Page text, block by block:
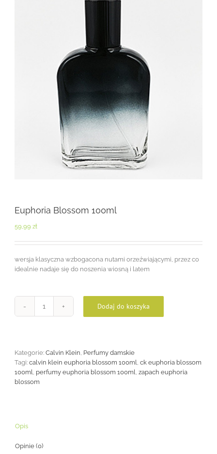
Euphoria Blossom 100ml
59,99 zł
wersja klasyczna wzbogacona nutami orzeźwiającymi, przez co
idealnie nadaje się do noszenia wiosną i latem
ilość
Dodaj do koszyka
Kategorie: Calvin Klein, Perfumy damskie
Tagi: calvin klein euphoria blossom 100ml, ck euphoria blossom
100ml, perfumy euphoria blossom 100ml, zapach euphoria
blossom
Opis
Opinie (0)